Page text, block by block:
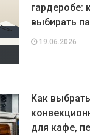
гардеробе:
выбирать
19.06.2026
Как выбрать
для кафе,